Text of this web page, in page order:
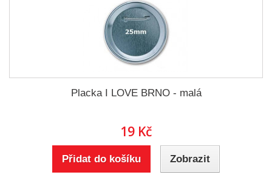
Placka I LOVE BRNO - malá
19 Kč
Přidat do košíku Zobrazit